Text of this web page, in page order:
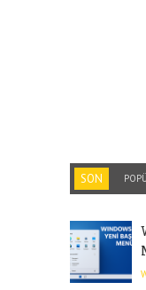
SON